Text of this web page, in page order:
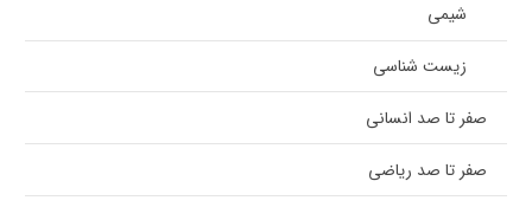
شیمی
زیست شناسی
صفر تا صد انسانی
صفر تا صد ریاضی